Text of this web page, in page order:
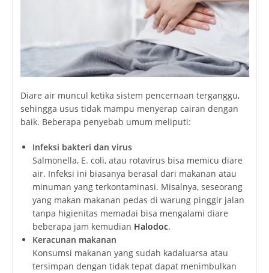
Diare air muncul ketika sistem pencernaan terganggu,
sehingga usus tidak mampu menyerap cairan dengan
baik. Beberapa penyebab umum meliputi:
Infeksi bakteri dan virus
Salmonella, E. coli, atau rotavirus bisa memicu diare
air. Infeksi ini biasanya berasal dari makanan atau
minuman yang terkontaminasi. Misalnya, seseorang
yang makan makanan pedas di warung pinggir jalan
tanpa higienitas memadai bisa mengalami diare
beberapa jam kemudian Halodoc.
Keracunan makanan
Konsumsi makanan yang sudah kadaluarsa atau
tersimpan dengan tidak tepat dapat menimbulkan